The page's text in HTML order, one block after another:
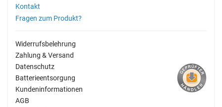
Kontakt
Fragen zum Produkt?
Widerrufsbelehrung
Zahlung & Versand
Datenschutz
Batterieentsorgung
Kundeninformationen
AGB